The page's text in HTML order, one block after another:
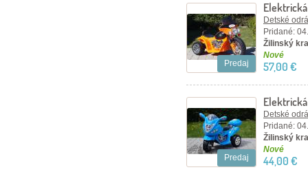
Predaj
oranžová
Detské
Pridané:
Žilinský
Nové
57,00 €
Predaj
Detské
Pridané:
Žilinský
Nové
44,00 €